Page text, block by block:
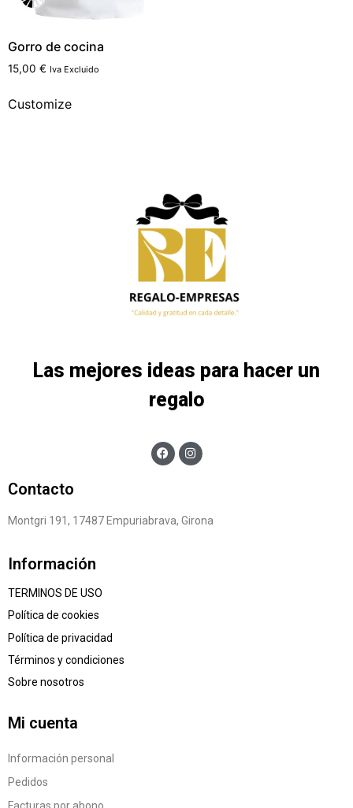
Gorro de cocina
15,00 € Iva Excluido
Customize
Las mejores ideas para hacer un
regalo
Contacto
Montgri 191, 17487 Empuriabrava, Girona
Información
TERMINOS DE USO
Política de cookies
Política de privacidad
Términos y condiciones
Sobre nosotros
Mi cuenta
Información personal
Pedidos